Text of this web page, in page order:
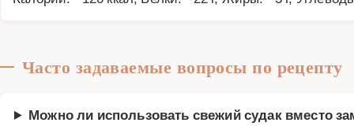
Часто задаваемые вопросы по рецепту
Можно ли использовать свежий судак вместо